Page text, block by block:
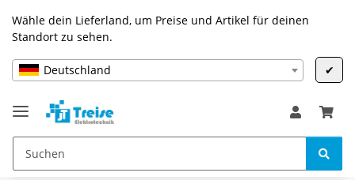
Wähle dein Lieferland, um Preise und Artikel für deinen
Standort zu sehen.
Deutschland ✔